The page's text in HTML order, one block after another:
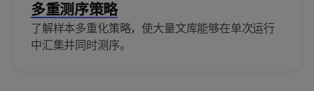
多重测序策略
了解样本多重化策略，使大量文库能够在单次运行
中汇集并同时测序。